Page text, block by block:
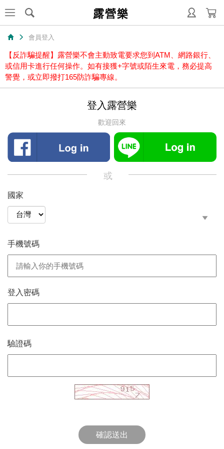
露營樂
會員登入
【反詐騙提醒】露營樂不會主動致電要求您到ATM、網路銀行、
或信用卡進行任何操作。如有接獲+字號或陌生來電，務必提高
警覺，或立即撥打165防詐騙專線。
登入露營樂
歡迎回來
或
國家
手機號碼
登入密碼
驗證碼
確認送出